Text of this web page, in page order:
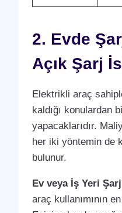
2. Evde
Açık Şarj
Elektrikli araç
kaldığı konulardan
yapacaklarıdır.
her iki yöntemin de
bulunur.
Ev veya İş Yeri
araç kullanımının